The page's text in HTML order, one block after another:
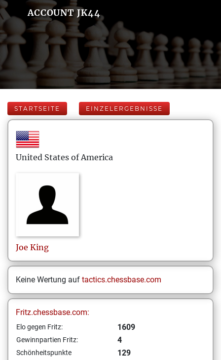
ACCOUNT JK44
STARTSEITE EINZELERGEBNISSE
United States of America
Joe King
Keine Wertung auf tactics.chessbase.com
Fritz.chessbase.com:
Elo gegen Fritz: 1609
Gewinnpartien Fritz: 4
Schönheitspunkte
129